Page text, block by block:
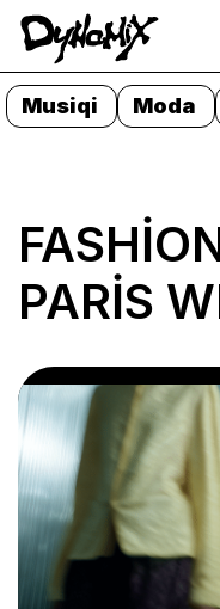
Skip
to
content
Musiqi Moda
PARİS